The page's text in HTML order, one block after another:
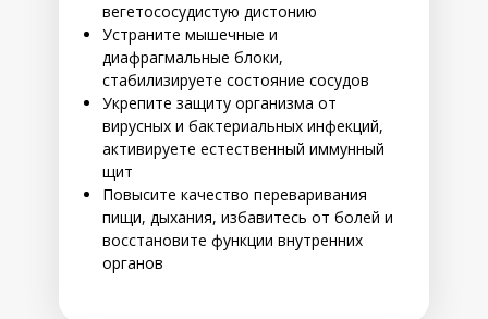
вегетососудистую дистонию
Устраните мышечные и
диафрагмальные блоки,
стабилизируете состояние сосудов
Укрепите защиту организма от
вирусных и бактериальных инфекций,
активируете естественный иммунный
щит
Повысите качество переваривания
пищи, дыхания, избавитесь от болей и
восстановите функции внутренних
органов